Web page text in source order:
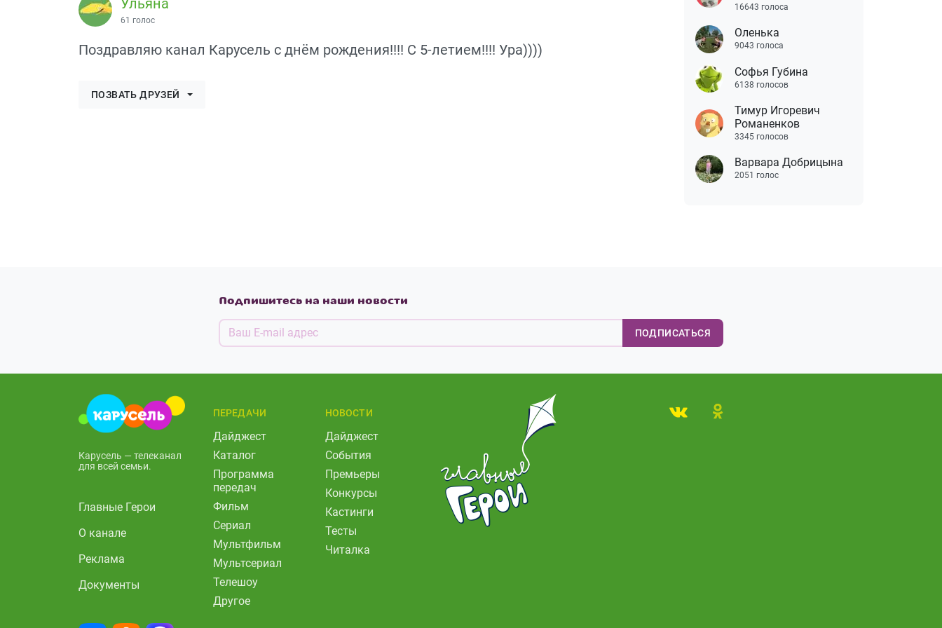
61 голос
Поздравляю канал Карусель с днём рождения!!!! С 5-летием!!!! Ура))))
ПОЗВАТЬ ДРУЗЕЙ
16643 голоса
Оленька
9043 голоса
Софья Губина
6138 голосов
Тимур Игоревич
Романенков
3345 голосов
Варвара Добрицына
2051 голос
Подпишитесь на наши новости
ПОДПИСАТЬСЯ
Карусель — телеканал
для всей семьи.
Главные Герои
О канале
Реклама
Документы
ПЕРЕДАЧИ
Дайджест
Каталог
Программа
передач
Фильм
Сериал
Мультфильм
Мультсериал
Телешоу
Другое
НОВОСТИ
Дайджест
События
Премьеры
Конкурсы
Кастинги
Тесты
Читалка